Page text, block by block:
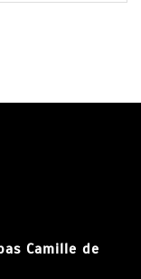
Camille de